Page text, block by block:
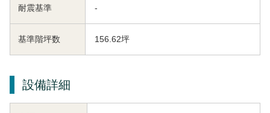
耐震基準 -
基準階坪数 156.62坪
設備詳細